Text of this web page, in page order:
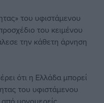
του υφιστάμενου
του κειμένου
την κάθετη άρνηση
ότι η Ελλάδα μπορεί
του υφιστάμενου